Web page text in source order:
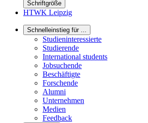
Schriftgröße
HTWK Leipzig
Schnelleinstieg für ...
Studieninteressierte
Studierende
International students
Jobsuchende
Beschäftigte
Forschende
Alumni
Unternehmen
Medien
Feedback